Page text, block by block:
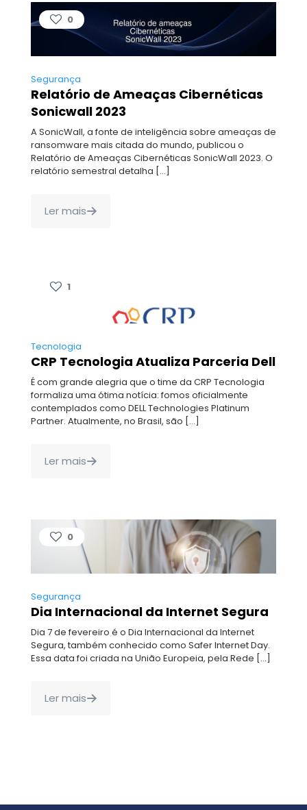
0
Segurança
Relatório de Ameaças Cibernéticas
Sonicwall 2023
A SonicWall, a fonte de inteligência sobre ameaças de
ransomware mais citada do mundo, publicou o
Relatório de Ameaças Cibernéticas SonicWall 2023. O
relatório semestral detalha […]
Ler mais
1
Tecnologia
CRP Tecnologia Atualiza Parceria Dell
É com grande alegria que o time da CRP Tecnologia
formaliza uma ótima notícia: fomos oficialmente
contemplados como DELL Technologies Platinum
Partner. Atualmente, no Brasil, são […]
Ler mais
0
Segurança
Dia Internacional da Internet Segura
Dia 7 de fevereiro é o Dia Internacional da Internet
Segura, também conhecido como Safer Internet Day.
Essa data foi criada na União Europeia, pela Rede […]
Ler mais